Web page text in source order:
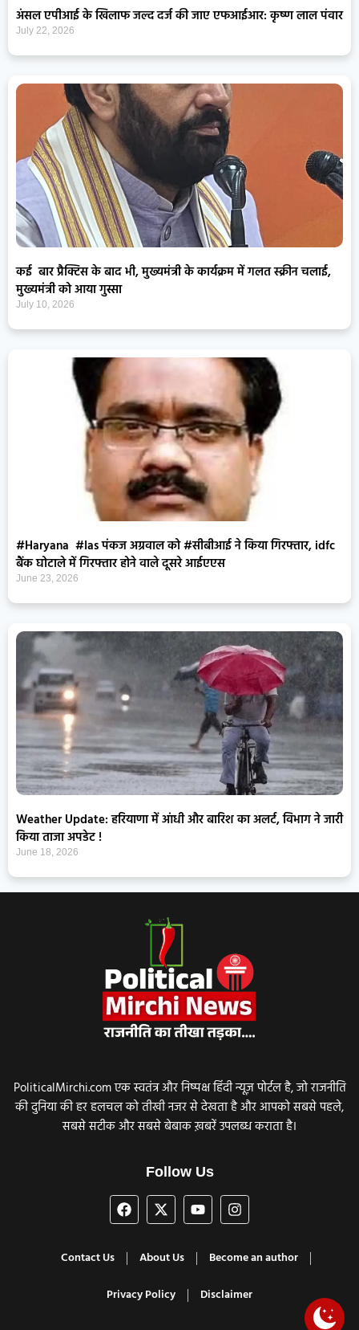
अंसल एपीआई के खिलाफ जल्द दर्ज की जाए एफआईआर: कृष्ण लाल पंवार
July 22, 2026
कई बार प्रैक्टिस के बाद भी, मुख्यमंत्री के कार्यक्रम में गलत स्क्रीन चलाई,
मुख्यमंत्री को आया गुस्सा
July 10, 2026
#Haryana #Ias पंकज अग्रवाल को #सीबीआई ने किया गिरफ्तार, idfc
बैंक घोटाले में गिरफ्तार होने वाले दूसरे आईएएस
June 23, 2026
Weather Update: हरियाणा में आंधी और बारिश का अलर्ट, विभाग ने जारी
किया ताजा अपडेट !
June 18, 2026
PoliticalMirchi.com एक स्वतंत्र और निष्पक्ष हिंदी न्यूज़ पोर्टल है, जो राजनीति
की दुनिया की हर हलचल को तीखी नजर से देखता है और आपको सबसे पहले,
सबसे सटीक और सबसे बेबाक ख़बरें उपलब्ध कराता है।
Follow Us
Contact Us About Us
Become an author
Privacy Policy
Disclaimer